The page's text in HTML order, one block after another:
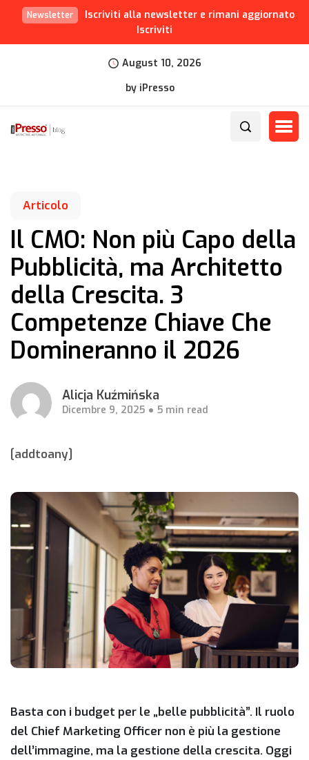
Newsletter
Iscriviti alla newsletter e rimani aggiornato
Iscriviti
August 10, 2026
by iPresso
Articolo
Il CMO: Non più Capo della
Pubblicità, ma Architetto
della Crescita. 3
Competenze Chiave Che
Domineranno il 2026
Alicja Kuźmińska
Dicembre 9, 2025 5 min read
[addtoany]
Basta con i budget per le „belle pubblicità”. Il ruolo
del Chief Marketing Officer non è più la gestione
dell’immagine, ma la gestione della crescita. Oggi